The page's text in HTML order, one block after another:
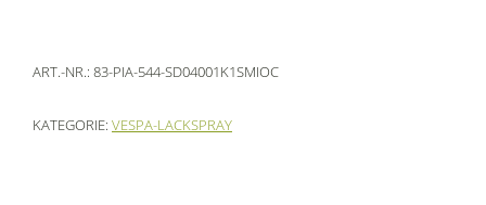
ART.-NR.: 83-PIA-544-SD04001K1SMIOC
KATEGORIE: VESPA-LACKSPRAY